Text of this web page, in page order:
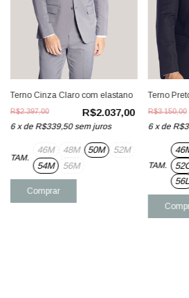
Terno Cinza Claro com elastano
R$2.037,00
R$2.397,00
6 xde R$339,50 sem juros
TAM.
46M 48M 50M
52M
54M
56M
Comprar
Terno
R$3.150,00
6 xde
TAM.
56L